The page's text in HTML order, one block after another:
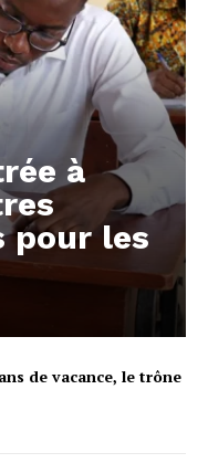
à
pour les
de vacance, le trône